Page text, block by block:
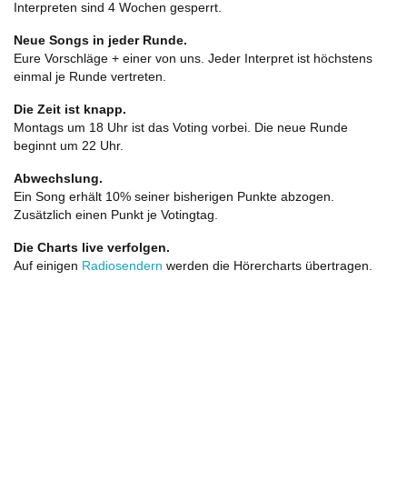
Interpreten sind 4 Wochen gesperrt.
Neue Songs in jeder Runde.
Eure Vorschläge + einer von uns. Jeder Interpret ist höchstens
einmal je Runde vertreten.
Die Zeit ist knapp.
Montags um 18 Uhr ist das Voting vorbei. Die neue Runde
beginnt um 22 Uhr.
Abwechslung.
Ein Song erhält 10% seiner bisherigen Punkte abzogen.
Zusätzlich einen Punkt je Votingtag.
Die Charts live verfolgen.
Auf einigen Radiosendern werden die Hörercharts übertragen.